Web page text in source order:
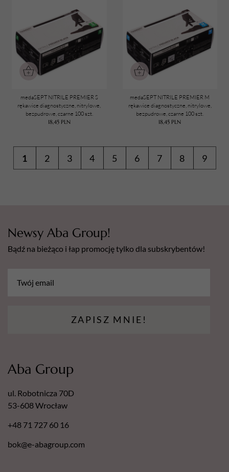
medaSEPT NITRILE PREMIER S
rękawice diagnostyczne, nitrylowe,
bezpudrowe, czarne 100 szt.
18,45 PLN
medaSEPT NITRILE PREMIER M
rękawice diagnostyczne, nitrylowe,
bezpudrowe, czarne 100 szt.
18,45 PLN
1 2 3 4 5 6 7 8 9
Newsy Aba Group!
Bądź na bieżąco i łap promocję tylko dla subskrybentów!
ZAPISZ MNIE!
Aba Group
ul. Robotnicza 70D
53-608 Wrocław
+48 71 727 60 16
bok@e-abagroup.com